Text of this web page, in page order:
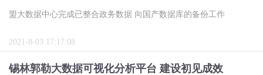
盟大数据中心完成已整合政务数据 向国产数据库的备份工作
2021-8-03 17:17:08
锡林郭勒大数据可视化分析平台 建设初见成效